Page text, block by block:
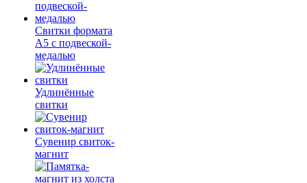
Свитки формата
А5 с подвеской-
медалью
Удлинённые
свитки
Сувенир свиток-
магнит